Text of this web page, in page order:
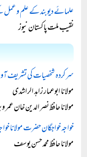
علمائے دیوبند کے علم و
نقیب ملت پاکستان نیوز
سرکردہ شخصیات کی تشریف
مولانا ابوعمار زاہد الراشدی
مولانا حافظ نصر الدین خان عمر
خواجہ خواجگان حضرت مولانا
مولانا حافظ محمد حسن یوسف